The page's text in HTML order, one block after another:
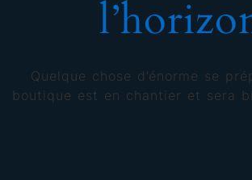
Quelque chose d’énorme se
boutique est en chantier et sera